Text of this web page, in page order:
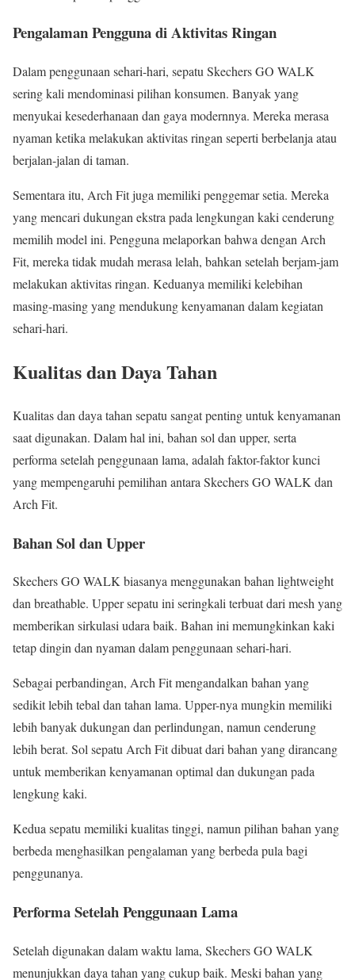
Pengalaman Pengguna di Aktivitas Ringan
Dalam penggunaan sehari-hari, sepatu Skechers GO WALK
sering kali mendominasi pilihan konsumen. Banyak yang
menyukai kesederhanaan dan gaya modernnya. Mereka merasa
nyaman ketika melakukan aktivitas ringan seperti berbelanja atau
berjalan-jalan di taman.
Sementara itu, Arch Fit juga memiliki penggemar setia. Mereka
yang mencari dukungan ekstra pada lengkungan kaki cenderung
memilih model ini. Pengguna melaporkan bahwa dengan Arch
Fit, mereka tidak mudah merasa lelah, bahkan setelah berjam-jam
melakukan aktivitas ringan. Keduanya memiliki kelebihan
masing-masing yang mendukung kenyamanan dalam kegiatan
sehari-hari.
Kualitas dan Daya Tahan
Kualitas dan daya tahan sepatu sangat penting untuk kenyamanan
saat digunakan. Dalam hal ini, bahan sol dan upper, serta
performa setelah penggunaan lama, adalah faktor-faktor kunci
yang mempengaruhi pemilihan antara Skechers GO WALK dan
Arch Fit.
Bahan Sol dan Upper
Skechers GO WALK biasanya menggunakan bahan lightweight
dan breathable. Upper sepatu ini seringkali terbuat dari mesh yang
memberikan sirkulasi udara baik. Bahan ini memungkinkan kaki
tetap dingin dan nyaman dalam penggunaan sehari-hari.
Sebagai perbandingan, Arch Fit mengandalkan bahan yang
sedikit lebih tebal dan tahan lama. Upper-nya mungkin memiliki
lebih banyak dukungan dan perlindungan, namun cenderung
lebih berat. Sol sepatu Arch Fit dibuat dari bahan yang dirancang
untuk memberikan kenyamanan optimal dan dukungan pada
lengkung kaki.
Kedua sepatu memiliki kualitas tinggi, namun pilihan bahan yang
berbeda menghasilkan pengalaman yang berbeda pula bagi
penggunanya.
Performa Setelah Penggunaan Lama
Setelah digunakan dalam waktu lama, Skechers GO WALK
menunjukkan daya tahan yang cukup baik. Meski bahan yang